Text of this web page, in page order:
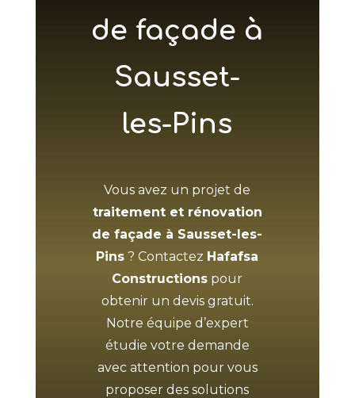
de façade à
Sausset-
les-Pins
Vous avez un projet de
traitement et rénovation
de façade à Sausset-les-
Pins ? Contactez Hafafsa
Constructions pour
obtenir un devis gratuit.
Notre équipe d’expert
étudie votre demande
avec attention pour vous
proposer des solutions